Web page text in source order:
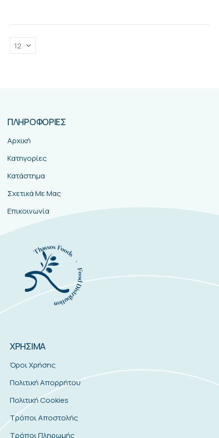
ΠΛΗΡΟΦΟΡΙΕΣ
Αρχική
Κατηγορίες
Κατάστημα
Σχετικά Με Μας
Επικοινωνία
ΧΡΗΣΙΜΑ
Όροι Χρήσης
Πολιτική Απορρήτου
Πολιτική Cookies
Τρόποι Αποστολής
Τρόποι Πληρωμής